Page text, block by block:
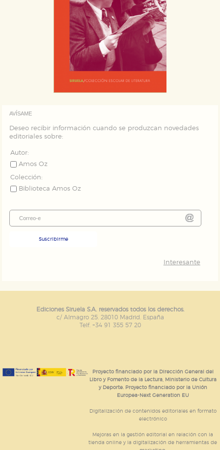
AVÍSAME
Deseo recibir información cuando se produzcan novedades
editoriales sobre:
Autor:
Amos Oz
Colección:
Biblioteca Amos Oz
Suscribirme
Interesante
Ediciones Siruela S.A. reservados todos los derechos.
c/ Almagro 25. 28010 Madrid. España
Telf. +34 91 355 57 20
Proyecto financiado por la Dirección General del
Libro y Fomento de la Lectura, Ministerio de Cultura
y Deporte. Proyecto financiado por la Unión
Europea-Next Generation EU
Digitalización de contenidos editoriales en formato
electrónico
Mejoras en la gestión editorial en relación con la
tienda online y la digitalización de herramientas de